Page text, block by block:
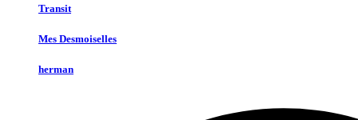
Transit
Mes Desmoiselles
herman